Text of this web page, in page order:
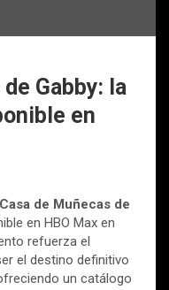
Gabby: la
en
de Muñecas de
en HBO Max en
refuerza el
el destino definitivo
un catálogo